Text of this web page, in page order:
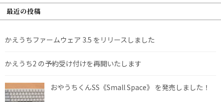
最近の投稿
かえうちファームウェア 3.5 をリリースしました
かえうち2 の予約受け付けを再開いたします
おやうちくんSS《Small Space》 を発売しました！